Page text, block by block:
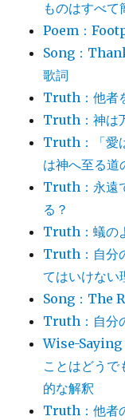
ものはすべて
Poem：
Song：
歌詞
Truth：他者
Truth：神は
Truth：「愛
は神へ至る道
Truth：永遠
る？
Truth：蟻の
Truth：自分
てはいけない
Song：The
Truth：自分
Wise-Saying
ことはどうで
的な解釈
Truth：他者